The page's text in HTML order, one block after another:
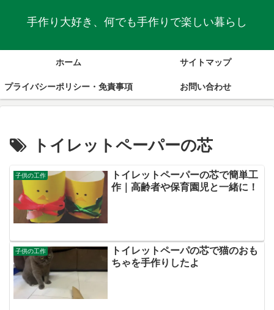
手作り大好き、何でも手作りで楽しい暮らし
ホーム サイトマップ
プライバシーポリシー・免責事項 お問い合わせ
トイレットペーパーの芯
子供の工作
トイレットペーパーの芯で簡単工
作｜高齢者や保育園児と一緒に！
子供の工作
トイレットペーパの芯で猫のおも
ちゃを手作りしたよ